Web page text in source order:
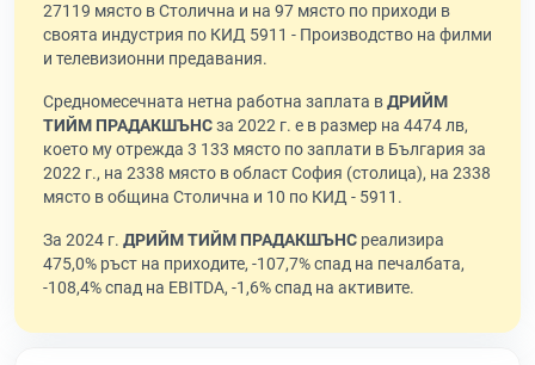
27119 място в Столична и на 97 място по приходи в
своята индустрия по КИД 5911 - Производство на филми
и телевизионни предавания.
Средномесечната нетна работна заплата вДРИЙМ
ТИЙМ ПРАДАКШЪНСза 2022 г. е в размер на 4474 лв,
което му отрежда 3 133 място по заплати в България за
2022 г., на 2338 място в област София (столица), на 2338
място в община Столична и 10 по КИД - 5911.
За 2024 г. ДРИЙМ ТИЙМ ПРАДАКШЪНС реализира
475,0% ръст на приходите, -107,7% спад на печалбата,
-108,4% спад на EBITDA, -1,6% спад на активите.